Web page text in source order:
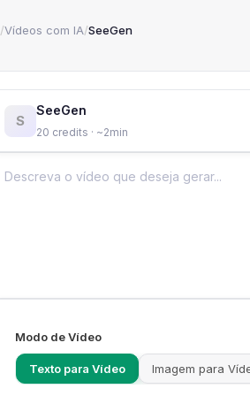
/Vídeos com IA/SeeGen
S
SeeGen
20 credits · ~2min
Modo de Vídeo
Texto para Vídeo Imagem para